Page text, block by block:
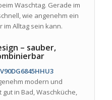
Waschtag. Gerade im
wie angenehm ein
im Alltag sein kann.
– sauber,
modern und
in Bad, Waschküche,